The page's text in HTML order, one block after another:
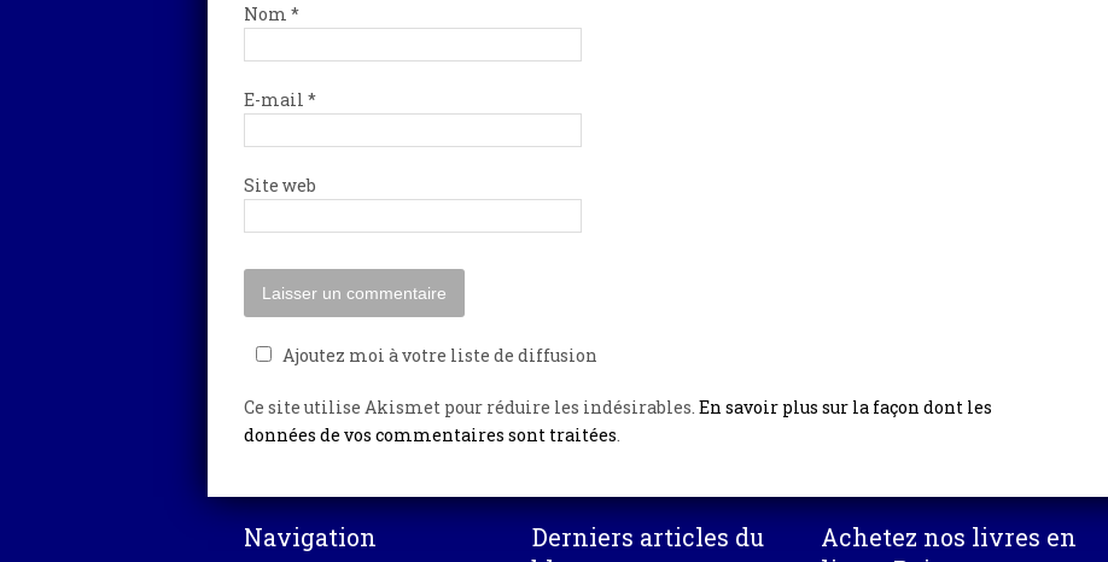
Nom *
E-mail *
Site web
Ajoutez moi à votre liste de diffusion
Ce site utilise Akismet pour réduire les indésirables. En savoir plus sur la façon dont les
données de vos commentaires sont traitées
Navigation
Derniers articles du
Achetez nos livres en